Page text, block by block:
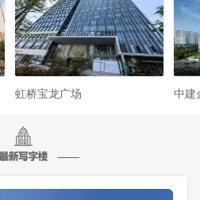
虹桥宝龙广场 中建